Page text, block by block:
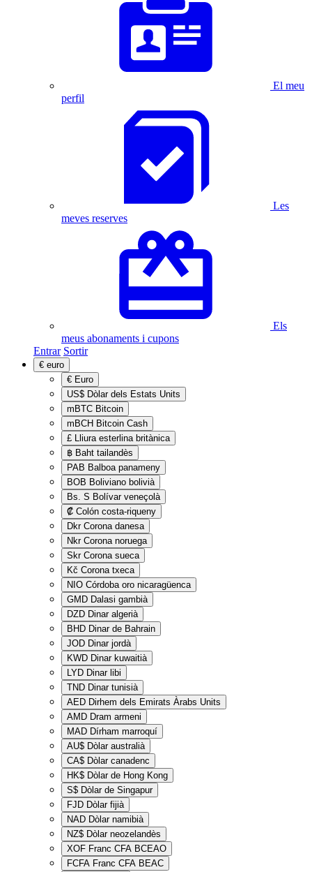
El meu
perfil
Les
meves reserves
Els
meus abonaments i cupons
Entrar Sortir
€ euro
€ Euro
US$ Dòlar dels Estats Units
mBTC Bitcoin
mBCH Bitcoin Cash
£ Lliura esterlina britànica
฿ Baht tailandès
PAB Balboa panameny
BOB Boliviano bolivià
Bs. S Bolívar veneçolà
₡ Colón costa-riqueny
Dkr Corona danesa
Nkr Corona noruega
Skr Corona sueca
Kč Corona txeca
NIO Córdoba oro nicaragüenca
GMD Dalasi gambià
DZD Dinar algerià
BHD Dinar de Bahrain
JOD Dinar jordà
KWD Dinar kuwaitià
LYD Dinar libi
TND Dinar tunisià
AED Dirhem dels Emirats Àrabs Units
AMD Dram armeni
MAD Dírham marroquí
AU$ Dòlar australià
CA$ Dòlar canadenc
HK$ Dòlar de Hong Kong
S$ Dòlar de Singapur
FJD Dòlar fijià
NAD Dòlar namibià
NZ$ Dòlar neozelandès
XOF Franc CFA BCEAO
FCFA Franc CFA BEAC